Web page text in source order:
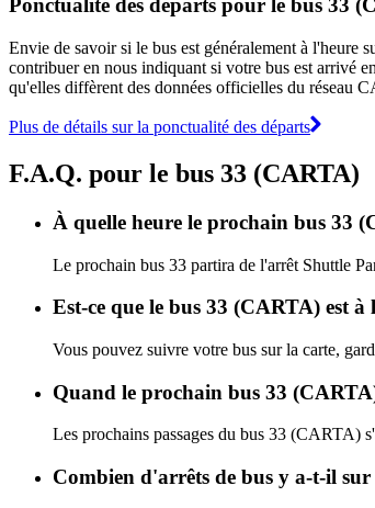
Ponctualité des départs pour le bus 33
Envie de savoir si le bus est généralement à l'heure
contribuer en nous indiquant si votre bus est arrivé
qu'elles diffèrent des données officielles du réseau
Plus de détails sur la ponctualité des départs
F.A.Q. pour le bus 33 (CARTA)
À quelle heure le prochain bus 33
Le prochain bus 33 partira de l'arrêt Shuttle
Est-ce que le bus 33 (CARTA) est
Vous pouvez suivre votre bus sur la carte,
Quand le prochain bus 33
Les prochains passages du bus 33 (CARTA)
Combien d'arrêts de bus y a-t-il